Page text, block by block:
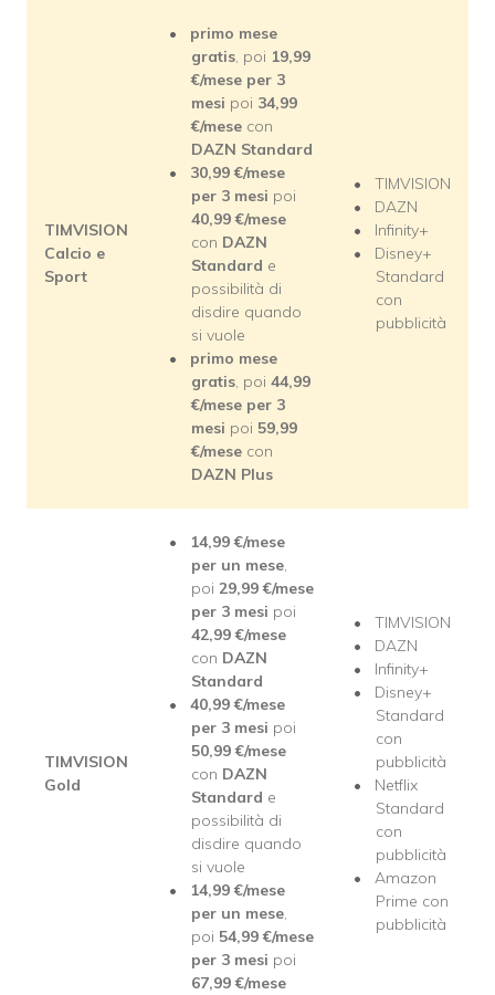
TIMVISION
Calcio e
Sport
primo mese
gratis, poi 19,99
€/mese per 3
mesi poi 34,99
€/mese con
DAZN Standard
30,99 €/mese
per 3 mesi poi
40,99 €/mese
con DAZN
Standard e
possibilità di
disdire quando
si vuole
primo mese
gratis, poi 44,99
€/mese per 3
mesi poi 59,99
€/mese con
DAZN Plus
TIMVISION
DAZN
Infinity+
Disney+
Standard
con
pubblicità
TIMVISION
Gold
14,99 €/mese
per un mese,
poi 29,99 €/mese
per 3 mesi poi
42,99 €/mese
con DAZN
Standard
40,99 €/mese
per 3 mesi poi
50,99 €/mese
con DAZN
Standard e
possibilità di
disdire quando
si vuole
14,99 €/mese
per un mese,
poi 54,99 €/mese
per 3 mesi poi
67,99 €/mese
TIMVISION
DAZN
Infinity+
Disney+
Standard
con
pubblicità
Netflix
Standard
con
pubblicità
Amazon
Prime con
pubblicità